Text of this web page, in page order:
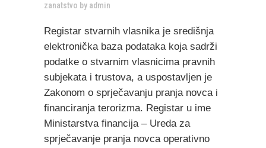
zanatstvo by admin
Registar stvarnih vlasnika je središnja
elektronička baza podataka koja sadrži
podatke o stvarnim vlasnicima pravnih
subjekata i trustova, a uspostavljen je
Zakonom o sprječavanju pranja novca i
financiranja terorizma. Registar u ime
Ministarstva financija – Ureda za
sprječavanje pranja novca operativno